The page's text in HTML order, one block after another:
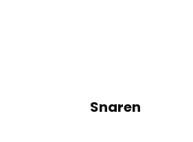
Snaren